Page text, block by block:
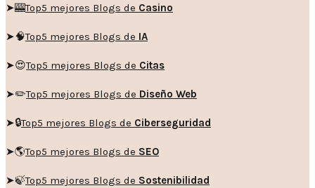
➤🎰Top5 mejores Blogs de Casino
➤🧠Top5 mejores Blogs de IA
➤😍Top5 mejores Blogs de Citas
➤✏️Top5 mejores Blogs de Diseño Web
➤🔒Top5 mejores Blogs de Ciberseguridad
➤🌎Top5 mejores Blogs de SEO
➤🍃Top5 mejores Blogs de Sostenibilidad